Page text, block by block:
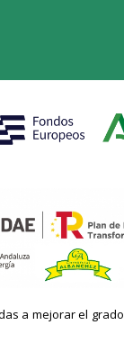
a mejorar el